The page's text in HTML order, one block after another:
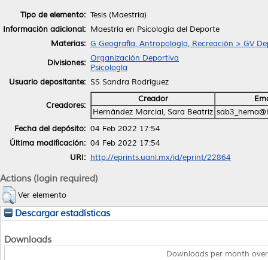
Tipo de elemento: Tesis (Maestría)
Información adicional: Maestría en Psicología del Deporte
Materias: G Geografía, Antropología, Recreación > GV
Divisiones: Organización Deportiva
Psicología
Usuario depositante: SS Sandra Rodrìguez
Creadores:
Creador
Hernández Marcial, Sara Beatriz
Fecha del depósito: 04 Feb 2022 17:54
Última modificación: 04 Feb 2022 17:54
URI: http://eprints.uanl.mx/id/eprint/22864
Actions (login required)
Ver elemento
Descargar estadísticas
Downloads
Downloads per month